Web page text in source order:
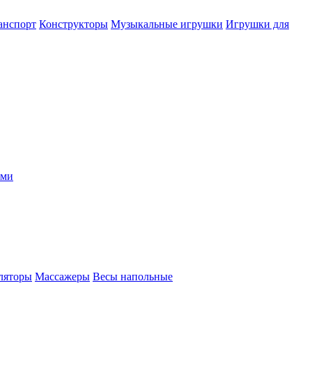
Конструкторы Музыкальные игрушки Игрушки для
Массажеры Весы напольные